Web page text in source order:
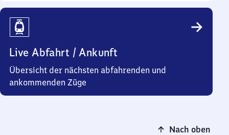
Live Abfahrt / Ankunft
Übersicht der nächsten abfahrenden und
ankommenden Züge
Nach oben